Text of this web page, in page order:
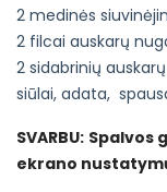
2 medinės
2 filcai auskarų
2 sidabrinių
siūlai, adata,
SVARBU:
ekrano